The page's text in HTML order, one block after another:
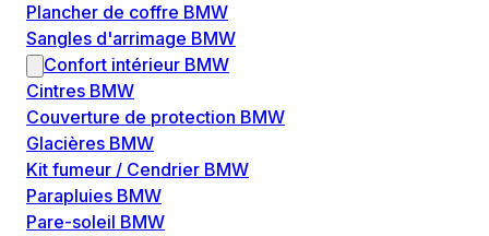
Plancher de coffre BMW
Sangles d'arrimage BMW
Confort intérieur BMW
Cintres BMW
Couverture de protection BMW
Glacières BMW
Kit fumeur / Cendrier BMW
Parapluies BMW
Pare-soleil BMW